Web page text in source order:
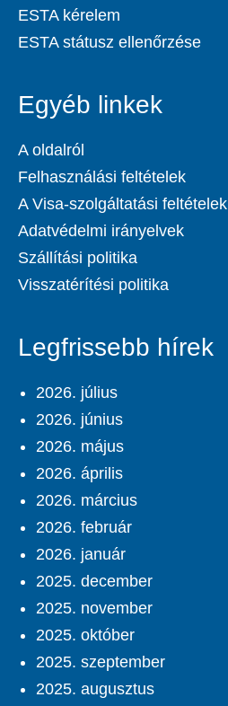
ESTA kérelem
ESTA státusz ellenőrzése
Egyéb linkek
A oldalról
Felhasználási feltételek
A Visa-szolgáltatási feltételek
Adatvédelmi irányelvek
Szállítási politika
Visszatérítési politika
Legfrissebb hírek
2026. július
2026. június
2026. május
2026. április
2026. március
2026. február
2026. január
2025. december
2025. november
2025. október
2025. szeptember
2025. augusztus